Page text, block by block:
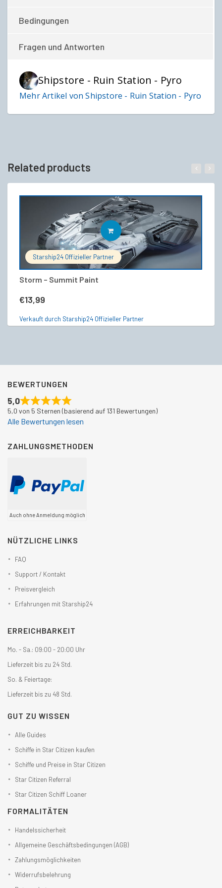
Bedingungen
Fragen und Antworten
Shipstore - Ruin Station - Pyro
Mehr Artikel von Shipstore - Ruin Station - Pyro
Related products
Starship24 Offizieller Partner
Storm – Summit Paint
€13,99
IN DEN WARENKORB
Verkauft durch Starship24 Offizieller Partner
BEWERTUNGEN
5,0
5,0 von 5 Sternen (basierend auf 131 Bewertungen)
Alle Bewertungen lesen
ZAHLUNGSMETHODEN
Auch ohne Anmeldung möglich
NÜTZLICHE LINKS
FAQ
Support / Kontakt
Preisvergleich
Erfahrungen mit Starship24
ERREICHBARKEIT
Mo. - Sa.: 09:00 - 20:00 Uhr
Lieferzeit bis zu 24 Std.
So. & Feiertage:
Lieferzeit bis zu 48 Std.
GUT ZU WISSEN
Alle Guides
Schiffe in Star Citizen kaufen
Schiffe und Preise in Star Citizen
Star Citizen Referral
Star Citizen Schiff Loaner
FORMALITÄTEN
Handelssicherheit
Allgemeine Geschäftsbedingungen (AGB)
Zahlungsmöglichkeiten
Widerrufsbelehrung